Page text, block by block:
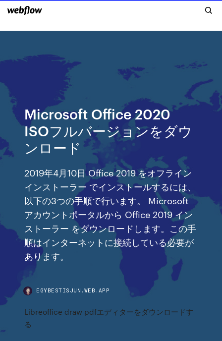
Microsoft Office 2020
ISOフルバージョンをダウ
ンロード
2019年4月10日 Office 2019 をオフライン
インストーラー でインストールするには、
以下の3つの手順で行います。 Microsoft
アカウントポータルから Office 2019 イン
ストーラー をダウンロードします。この手
順はインターネットに接続している必要が
あります。
EGYBESTISJUN.WEB.APP
Libreoffice draw pdfエディターをダウンロードす
る